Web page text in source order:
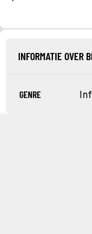
INFORMATIE OVER
GENRE